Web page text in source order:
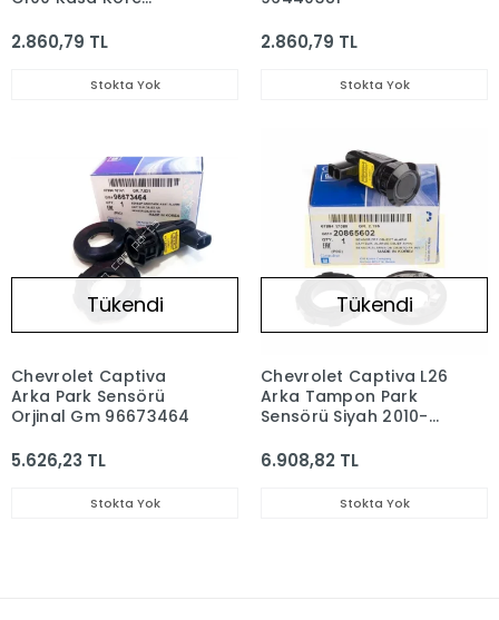
2.860,79 TL
Stokta Yok
2.860,79 TL
Stokta Yok
Tükendi
Chevrolet Captiva
Arka Park Sensörü
Orjinal Gm 96673464
5.626,23 TL
Stokta Yok
Tükendi
Chevrolet Captiva L26
Arka Tampon Park
Sensörü Siyah 2010-
20865602
6.908,82 TL
Stokta Yok